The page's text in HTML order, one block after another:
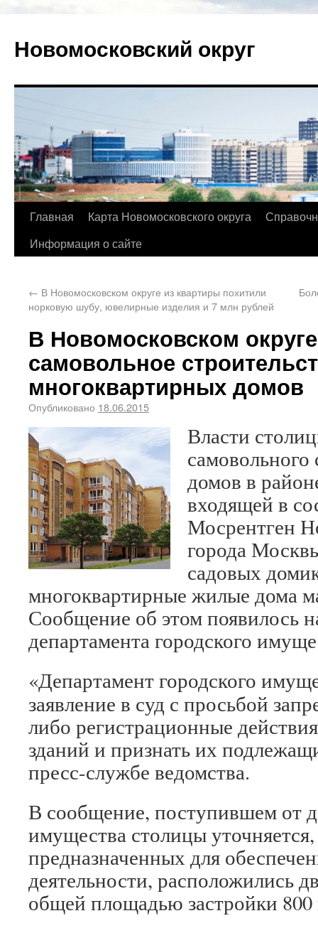
Новомосковский округ
Главная Карта Новомосковского округа
Информация о сайте
← В Новомосковском округе из квартиры похитили
норковую шубу, ювелирные изделия и 7 млн рублей
В Новомосковском
самовольное
многоквартирных домов
Опубликовано 18.06.2015
Власти
домов в
входящей в
Мосрентген
города
садовых
многоквартирные жилые дома
Сообщение об этом появилось
департамента городского
«Департамент городского
заявление в суд с просьбой
либо регистрационные
зданий и признать их
пресс-службе ведомства.
В сообщение, поступившем от
имущества столицы
предназначенных для
деятельности, расположились
общей площадью застройки 800